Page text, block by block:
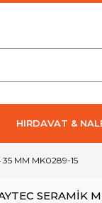
HIRDAVAT &
35 MM MK0289-15
SERAMİK